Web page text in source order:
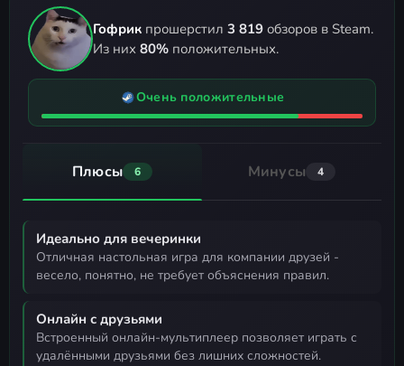
Гофрик прошерстил 3 819 обзоров в Steam.
Из них 80% положительных.
Очень положительные
Плюсы 6 Минусы 4
Идеально для вечеринки
отличная настольная игра для компании друзей -
весело, понятно, не требует объяснения правил.
Онлайн с друзьями
встроенный онлайн-мультиплеер позволяет играть с
удалёнными друзьями без лишних сложностей.